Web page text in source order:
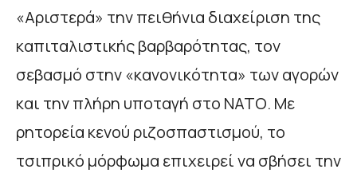
«Αριστερά» την πειθήνια διαχείριση της
καπιταλιστικής βαρβαρότητας, τον
σεβασμό στην «κανονικότητα» των αγορών
και την πλήρη υποταγή στο ΝΑΤΟ. Με
ρητορεία κενού ριζοσπαστισμού, το
τσιπρικό μόρφωμα επιχειρεί να σβήσει την